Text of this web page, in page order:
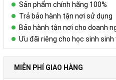
Sản phẩm chính hãng 100%
Trả bảo hành tận nơi sử dụng
Bảo hành tận nơi cho doanh
Ưu đãi riêng cho học sinh sinh
MIỄN PHÍ GIAO HÀNG